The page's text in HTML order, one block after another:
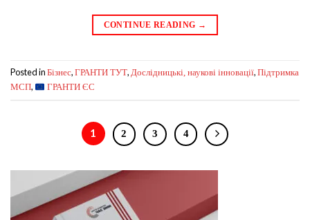
CONTINUE READING →
Posted in Бізнес, ГРАНТИ ТУТ, Дослідницькі, наукові інновації, Підтримка
МСП, ГРАНТИ ЄС
1 2 3 4